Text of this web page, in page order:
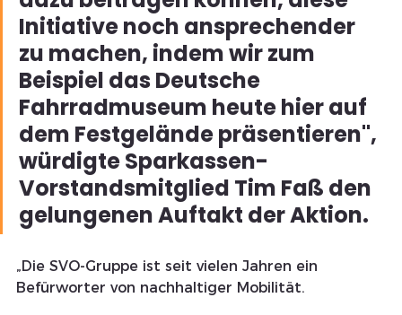
Initiative noch ansprechender
zu machen, indem wir zum
Beispiel das Deutsche
Fahrradmuseum heute hier auf
dem Festgelände präsentieren",
würdigte Sparkassen-
Vorstandsmitglied Tim Faß den
gelungenen Auftakt der Aktion.
„Die SVO-Gruppe ist seit vielen Jahren ein
Befürworter von nachhaltiger Mobilität.